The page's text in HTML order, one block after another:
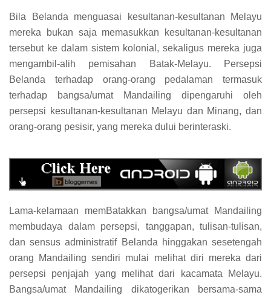
Bila Belanda menguasai kesultanan-kesultanan Melayu
mereka bukan saja memasukkan kesultanan-kesultanan
tersebut ke dalam sistem kolonial, sekaligus mereka juga
mengambil-alih pemisahan Batak-Melayu. Persepsi
Belanda terhadap orang-orang pedalaman termasuk
terhadap bangsa/umat Mandailing dipengaruhi oleh
persepsi kesultanan-kesultanan Melayu dan Minang, dan
orang-orang pesisir, yang mereka dului berinteraski.
Lama-kelamaan memBatakkan bangsa/umat Mandailing
membudaya dalam persepsi, tanggapan, tulisan-tulisan,
dan sensus administratif Belanda hinggakan sesetengah
orang Mandailing sendiri mulai melihat diri mereka dari
persepsi penjajah yang melihat dari kacamata Melayu.
Bangsa/umat Mandailing dikatogerikan bersama-sama